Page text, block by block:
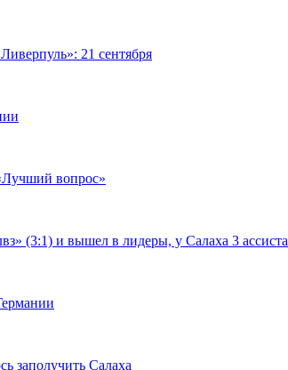
21 сентября
вопрос»
(3:1) и вышел в лидеры, у Салаха 3 ассиста
заполучить Салаха